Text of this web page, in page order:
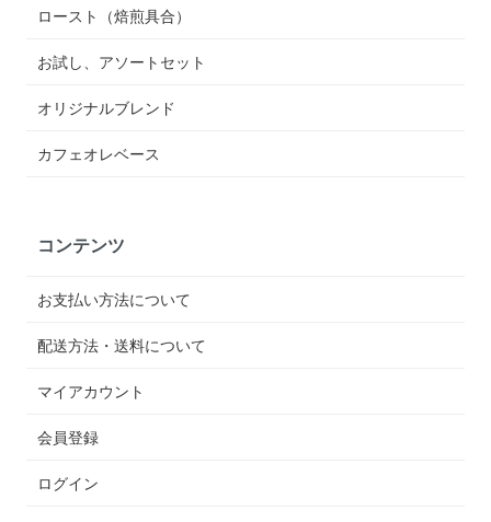
ロースト（焙煎具合）
お試し、アソートセット
オリジナルブレンド
カフェオレベース
コンテンツ
お支払い方法について
配送方法・送料について
マイアカウント
会員登録
ログイン